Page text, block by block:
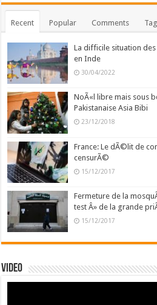
Recent Popular Comments
La difficile situation
en Inde
30/04/2022
NoÃ«l libre mais sous
Pakistanaise Asia Bibi
23/12/2018
France: Le dÃ©lit de
censurÃ©
15/12/2017
Fermeture de la
test Â» de la grande
15/12/2017
Video